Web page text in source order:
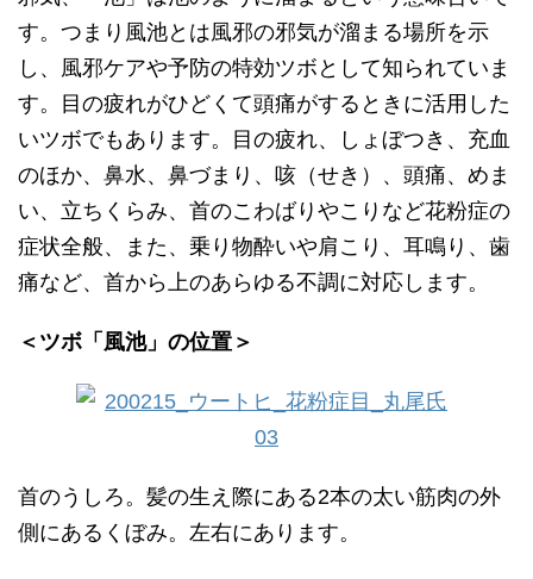
す。つまり風池とは風邪の邪気が溜まる場所を示
し、風邪ケアや予防の特効ツボとして知られていま
す。目の疲れがひどくて頭痛がするときに活用した
いツボでもあります。目の疲れ、しょぼつき、充血
のほか、鼻水、鼻づまり、咳（せき）、頭痛、めま
い、立ちくらみ、首のこわばりやこりなど花粉症の
症状全般、また、乗り物酔いや肩こり、耳鳴り、歯
痛など、首から上のあらゆる不調に対応します。
＜ツボ「風池」の位置＞
首のうしろ。髪の生え際にある2本の太い筋肉の外
側にあるくぼみ。左右にあります。